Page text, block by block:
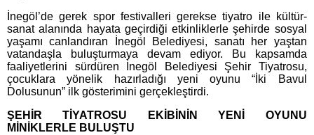
İnegöl’de gerek spor festivalleri gerekse tiyatro ile kültür-
sanat alanında hayata geçirdiği etkinliklerle şehirde sosyal
yaşamı canlandıran İnegöl Belediyesi, sanatı her yaştan
vatandaşla buluşturmaya devam ediyor. Bu kapsamda
faaliyetlerini sürdüren İnegöl Belediyesi Şehir Tiyatrosu,
çocuklara yönelik hazırladığı yeni oyunu “İki Bavul
Dolusunun” ilk gösterimini gerçekleştirdi.
ŞEHİR TİYATROSU EKİBİNİN YENİ OYUNU
MİNİKLERLE BULUŞTU